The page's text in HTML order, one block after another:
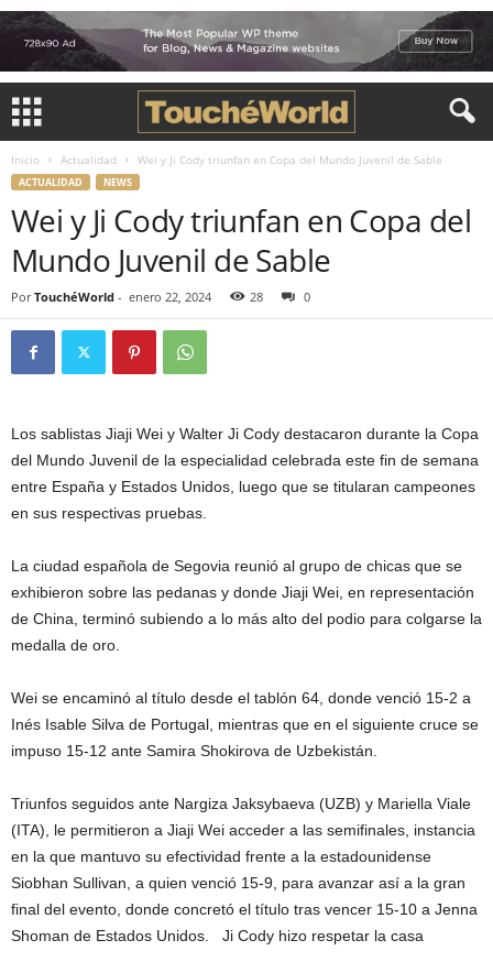
Inicio Actualidad Wei y Ji Cody triunfan en Copa del Mundo Juvenil de Sable
ACTUALIDAD NEWS
Wei y Ji Cody triunfan en Copa del
Mundo Juvenil de Sable
Por TouchéWorld - enero 22, 2024 28 0
Los sablistas Jiaji Wei y Walter Ji Cody destacaron durante la Copa
del Mundo Juvenil de la especialidad celebrada este fin de semana
entre España y Estados Unidos, luego que se titularan campeones
en sus respectivas pruebas.
La ciudad española de Segovia reunió al grupo de chicas que se
exhibieron sobre las pedanas y donde Jiaji Wei, en representación
de China, terminó subiendo a lo más alto del podio para colgarse la
medalla de oro.
Wei se encaminó al título desde el tablón 64, donde venció 15-2 a
Inés Isable Silva de Portugal, mientras que en el siguiente cruce se
impuso 15-12 ante Samira Shokirova de Uzbekistán.
Triunfos seguidos ante Nargiza Jaksybaeva (UZB) y Mariella Viale
(ITA), le permitieron a Jiaji Wei acceder a las semifinales, instancia
en la que mantuvo su efectividad frente a la estadounidense
Siobhan Sullivan, a quien venció 15-9, para avanzar así a la gran
final del evento, donde concretó el título tras vencer 15-10 a Jenna
Shoman de Estados Unidos. Ji Cody hizo respetar la casa